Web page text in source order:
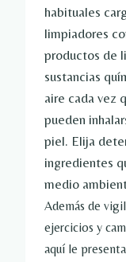
habituales
limpiadores
productos de
sustancias
aire cada vez
pueden
piel. Elija
ingredientes
medio
Además de
ejercicios y
aquí le